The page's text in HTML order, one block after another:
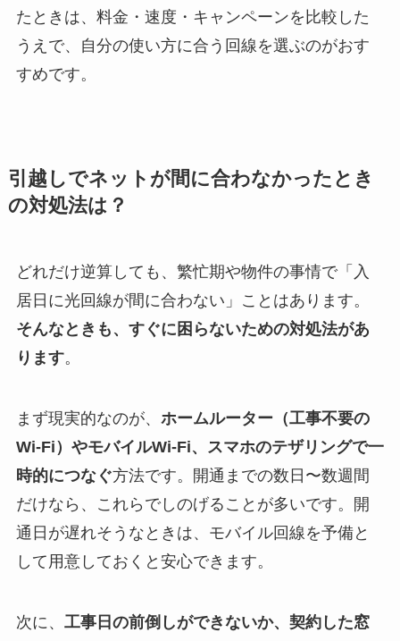
たときは、料金・速度・キャンペーンを比較した
うえで、自分の使い方に合う回線を選ぶのがおす
すめです。
引越しでネットが間に合わなかったとき
の対処法は？
どれだけ逆算しても、繁忙期や物件の事情で「入
居日に光回線が間に合わない」ことはあります。
そんなときも、すぐに困らないための対処法があ
ります。
まず現実的なのが、 ホームルーター（工事不要の
Wi-Fi）やモバイルWi-Fi、スマホのテザリングで一
時的につなぐ方法です。開通までの数日〜数週間
だけなら、これらでしのげることが多いです。開
通日が遅れそうなときは、モバイル回線を予備と
して用意しておくと安心できます。
次に、 工事日の前倒しができないか、契約した窓